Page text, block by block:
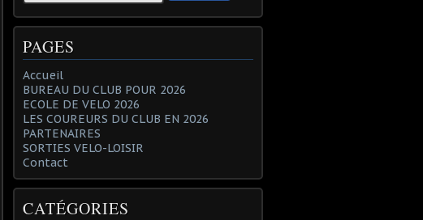
PAGES
Accueil
BUREAU DU CLUB POUR 2026
ECOLE DE VELO 2026
LES COUREURS DU CLUB EN 2026
PARTENAIRES
SORTIES VELO-LOISIR
Contact
CATÉGORIES